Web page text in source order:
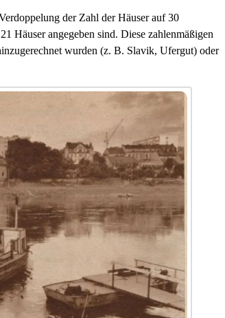
der Zahl der Häuser auf 30
Häuser angegeben sind. Diese zahlenmäßigen
wurden (z. B. Slavik, Ufergut) oder